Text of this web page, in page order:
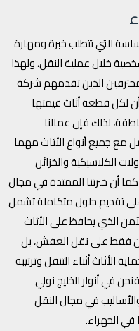
التي تتطلب خبرة ومهارة
خلال عملية النقل، ولهذا
الذين تقدمهم شركة
أن لكل قطعة أثاث قيمتها
لذلك فإن عمالنا
مع جميع أنواع الأثاث مهما
الكلاسيكية والخزائن
كما أن خبرتنا الممتدة في مجال
تقديم حلول متكاملة تشمل
الذي يحافظ على الأثاث
فقط على نقل العفش، بل
أثناء التنقل وترتيبه
في أنوار الخليج نولي
في مجال النقل
في الجهراء.